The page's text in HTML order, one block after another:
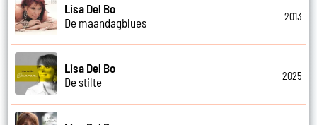
Lisa Del Bo
De maandagblues
2013
Lisa Del Bo
De stilte
2025